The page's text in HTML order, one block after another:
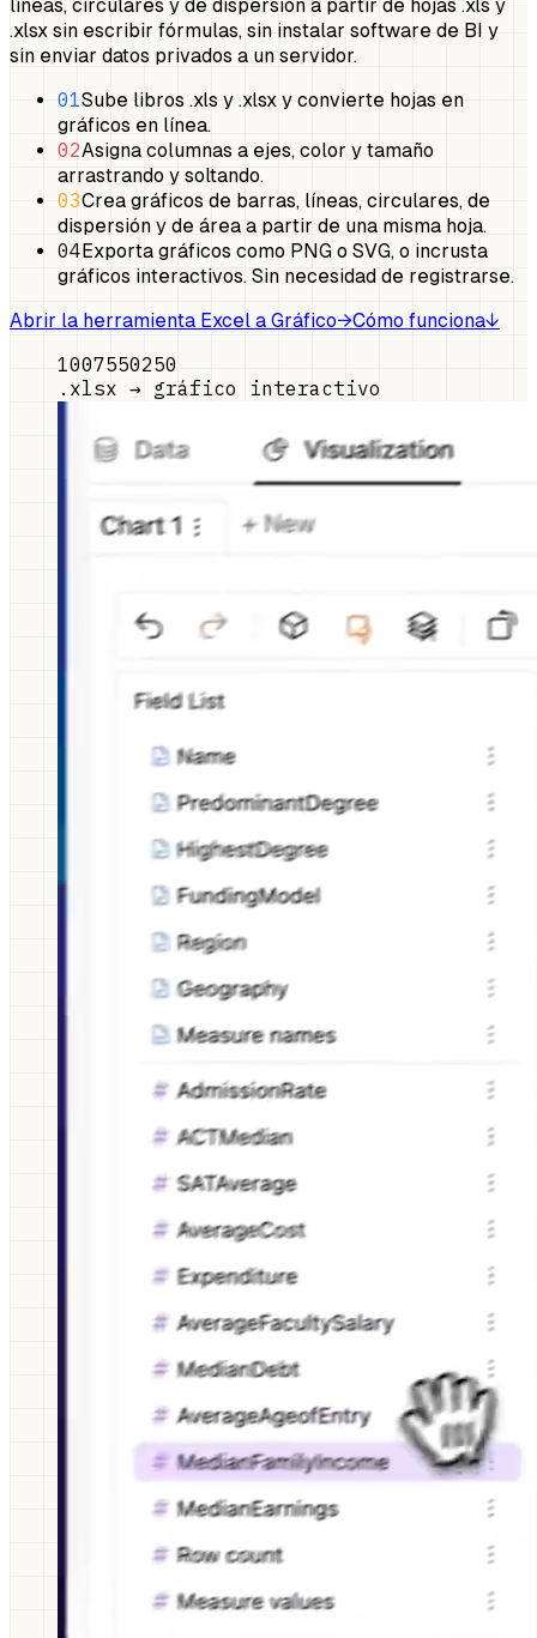
líneas, circulares y de dispersión a partir de hojas .xls y
.xlsx sin escribir fórmulas, sin instalar software de BI y
sin enviar datos privados a un servidor.
01Sube libros .xls y .xlsx y convierte hojas en
gráficos en línea.
02Asigna columnas a ejes, color y tamaño
arrastrando y soltando.
03Crea gráficos de barras, líneas, circulares, de
dispersión y de área a partir de una misma hoja.
04Exporta gráficos como PNG o SVG, o incrusta
gráficos interactivos. Sin necesidad de registrarse.
Abrir la herramienta Excel a Gráfico→Cómo funciona↓
1007550250
.xlsx → gráfico interactivo